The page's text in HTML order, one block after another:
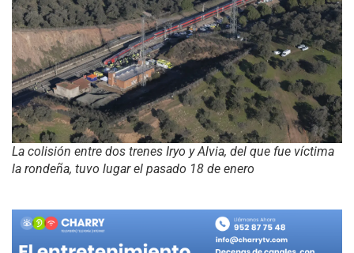
La colisión entre dos trenes Iryo y Alvia, del que fue víctima
la rondeña, tuvo lugar el pasado 18 de enero